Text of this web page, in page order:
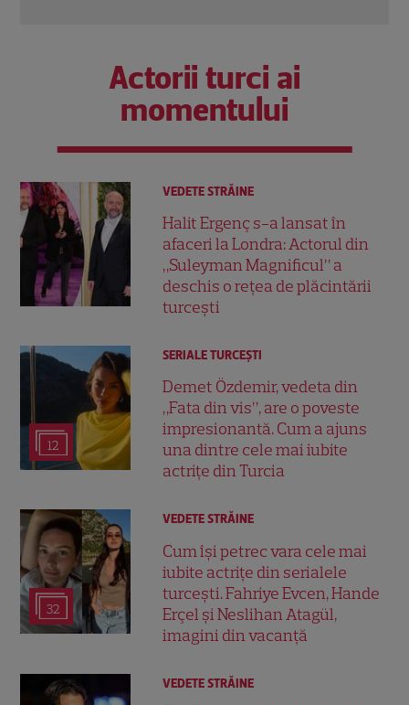
Actorii turci ai
momentului
VEDETE STRĂINE
Halit Ergenç s-a lansat în
afaceri la Londra: Actorul din
„Suleyman Magnificul” a
deschis o rețea de plăcintării
turcești
12
SERIALE TURCEŞTI
Demet Özdemir, vedeta din
„Fata din vis”, are o poveste
impresionantă. Cum a ajuns
una dintre cele mai iubite
actrițe din Turcia
32
VEDETE STRĂINE
Cum își petrec vara cele mai
iubite actrițe din serialele
turcești. Fahriye Evcen, Hande
Erçel și Neslihan Atagül,
imagini din vacanță
VEDETE STRĂINE